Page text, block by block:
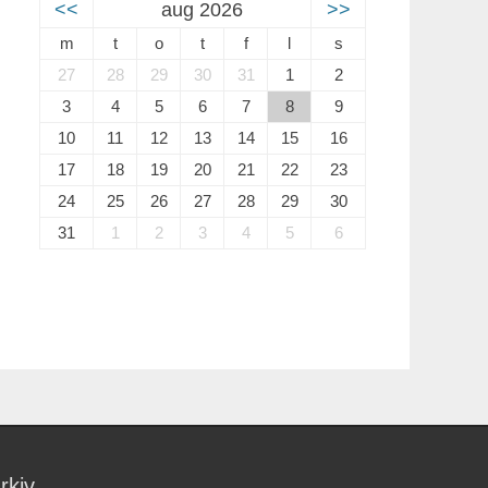
<< aug 2026 >>
m t o t f l
s
27
28 29 30 31 1
2
3
4 5 6 7 8
9
10
11 12 13 14 15
16
17
18 19 20 21 22
23
24
25 26 27 28 29
30
31
1 2 3 4 5 6